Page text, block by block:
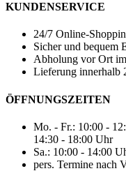
KUNDENSERVICE
24/7 Online-
Sicher und bequem
Abholung vor Ort
Lieferung innerhalb
ÖFFNUNGSZEITEN
Mo. - Fr.: 10:00 -
14:30 - 18:00 Uhr
Sa.: 10:00 - 14:00
pers. Termine nach